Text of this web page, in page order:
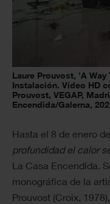
Laure Prouvost, 'A
Instalación. Vídeo HD
Prouvost, VEGAP,
Encendida/Galerna,
Hasta el 8 de enero
profundidad el calor
La Casa Encendida.
monográfica de la
Prouvost (Croix,